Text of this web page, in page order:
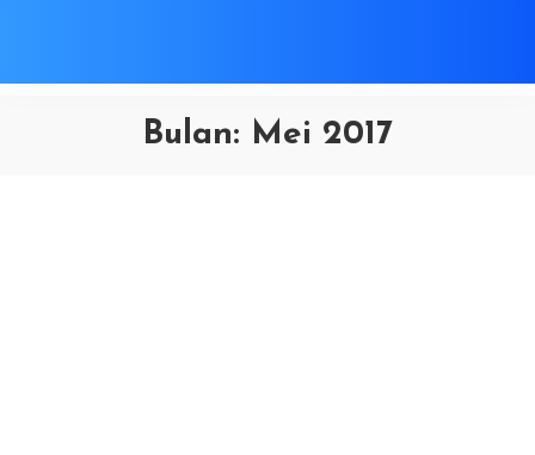
Bulan: Mei 2017